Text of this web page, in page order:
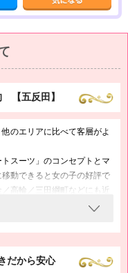
【五反田】
のエリアに比べて客層がよ
スーツ」のコンセプトとマ
動できると女の子の好評で
高輪／三田綱町などにも近
目黒もすごそばです。セン
だから安心